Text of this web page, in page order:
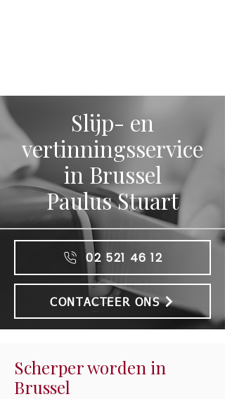
Slijp- en
vertinningsservice
in Brussel
Paulus Stuart
02 521 46 12
CONTACTEER ONS
Scherper worden in
Brussel